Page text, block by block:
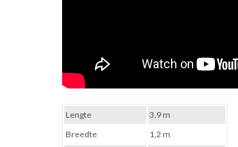
Lengte
3,9 m
Breedte
1,2 m